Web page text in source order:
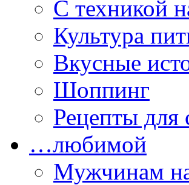
С техникой
Культура
Вкусные
Шоппинг
Рецепты для
…любимой
Мужчинам